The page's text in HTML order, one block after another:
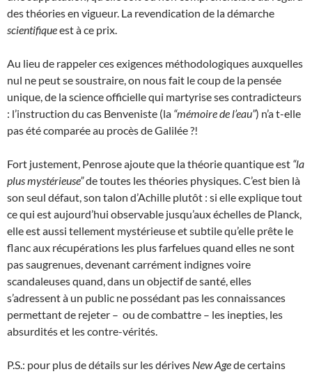
des théories en vigueur. La revendication de la démarche
scientifiqueest à ce prix.
Au lieu de rappeler ces exigences méthodologiques auxquelles
nul ne peut se soustraire, on nous fait le coup de la pensée
unique, de la science officielle qui martyrise ses contradicteurs
: l’instruction du cas Benveniste (la “mémoire de l’eau”) n’a t-elle
pas été comparée au procès de Galilée ?!
Fort justement, Penrose ajoute que la théorie quantique est “la
plus mystérieuse”de toutes les théories physiques. C’est bien là
son seul défaut, son talon d’Achille plutôt : si elle explique tout
ce qui est aujourd’hui observable jusqu’aux échelles de Planck,
elle est aussi tellement mystérieuse et subtile qu’elle prête le
flanc aux récupérations les plus farfelues quand elles ne sont
pas saugrenues, devenant carrément indignes voire
scandaleuses quand, dans un objectif de santé, elles
s’adressent à un public ne possédant pas les connaissances
permettant de rejeter – ou de combattre – les inepties, les
absurdités et les contre-vérités.
P.S.: pour plus de détails sur les dérives New Agede certains